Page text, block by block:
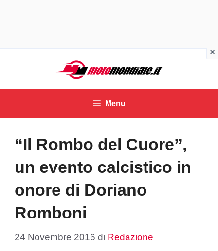
contenuto
Menu
“Il Rombo del Cuore”,
un evento calcistico in
onore di Doriano
Romboni
24 Novembre 2016 di Redazione